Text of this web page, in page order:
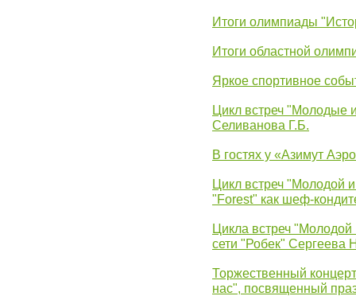
Итоги олимпиады
Итоги областной
Яркое спортивное
Цикл встреч "Молодые
Селиванова Г.Б.
В гостях у «Азимут
Цикл встреч "Молодой
"Forest" как шеф-
Цикла встреч
сети "Робек" Сергеева
Торжественный
нас", посвященный